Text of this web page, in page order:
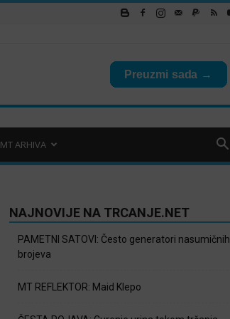
MT ARHIVA
NAJNOVIJE NA TRCANJE.NET
PAMETNI SATOVI: Često generatori nasumičnih
brojeva
MT REFLEKTOR: Maid Klepo